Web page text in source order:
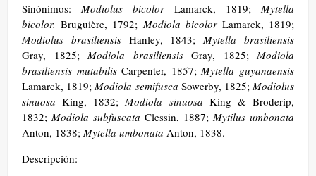
Sinónimos: Modiolus bicolor Lamarck, 1819; Mytella
bicolor.Bruguière, 1792; Modiola bicolor Lamarck, 1819;
Modiolus brasiliensis Hanley, 1843; Mytella brasiliensis
Gray, 1825; Modiola brasiliensis Gray, 1825; Modiola
brasiliensis mutabilisCarpenter, 1857; Mytella guyanaensis
Lamarck, 1819; Modiola semifusca Sowerby, 1825; Modiolus
sinuosaKing, 1832; Modiola sinuosa King & Broderip,
1832; Modiola subfuscata Clessin, 1887; Mytilus umbonata
Anton, 1838; Mytella umbonata Anton, 1838.
Descripción: